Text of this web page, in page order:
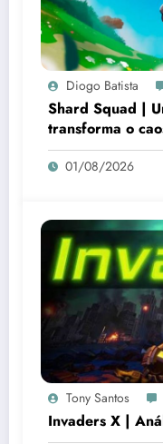
Diogo Batista
Shard Squad |
transforma o
01/08/2026
Tony Santos
Invaders X |